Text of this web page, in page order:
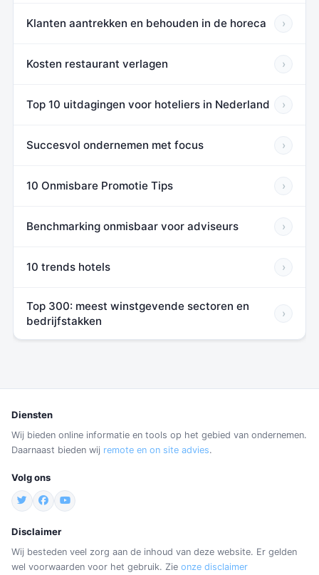
Klanten aantrekken en behouden in de horeca ›
Kosten restaurant verlagen ›
Top 10 uitdagingen voor hoteliers in Nederland ›
Succesvol ondernemen met focus ›
10 Onmisbare Promotie Tips ›
Benchmarking onmisbaar voor adviseurs ›
10 trends hotels ›
Top 300: meest winstgevende sectoren en
bedrijfstakken
›
Diensten
Wij bieden online informatie en tools op het gebied van ondernemen.
Daarnaast bieden wij remote en on site advies.
Volg ons
Disclaimer
Wij besteden veel zorg aan de inhoud van deze website. Er gelden
wel voorwaarden voor het gebruik. Zie onze disclaimer